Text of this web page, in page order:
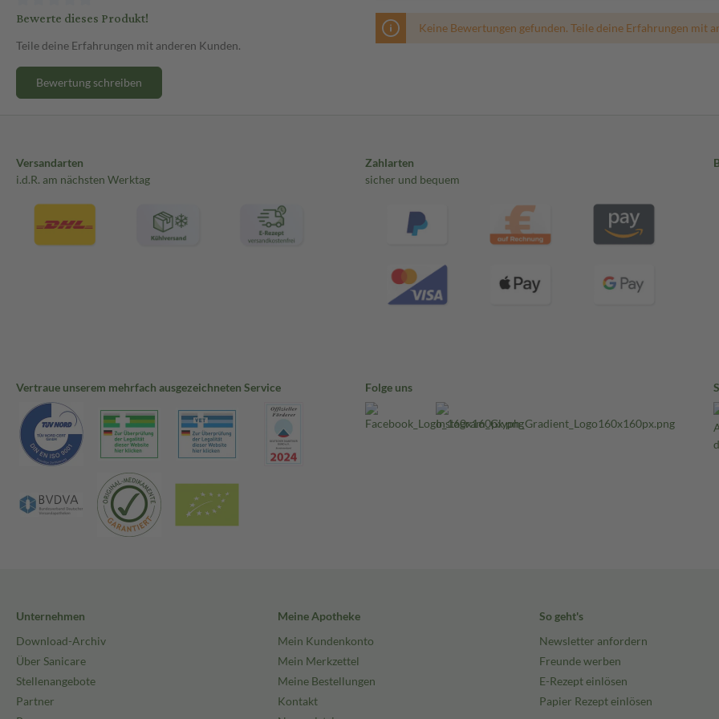
Bewerte dieses Produkt!
Teile deine Erfahrungen mit anderen Kunden.
Bewertung schreiben
Keine Bewertungen gefunden. Teile deine Erfahrungen mit
Versandarten
i.d.R. am nächsten Werktag
Zahlarten
sicher und bequem
Vertraue unserem mehrfach ausgezeichneten Service Folge uns
Unternehmen
Download-Archiv
Über Sanicare
Stellenangebote
Partner
Meine Apotheke
Mein Kundenkonto
Mein Merkzettel
Meine Bestellungen
Kontakt
So geht's
Newsletter anfordern
Freunde werben
E-Rezept einlösen
Papier Rezept einlösen